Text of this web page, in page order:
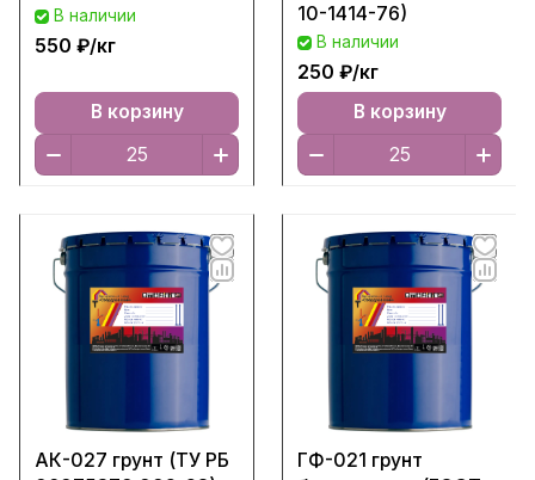
В наличии
550 ₽/кг
В корзину
10-1414-76)
В наличии
250 ₽/кг
В корзину
АК-027 грунт (ТУ РБ
ГФ-021 грунт